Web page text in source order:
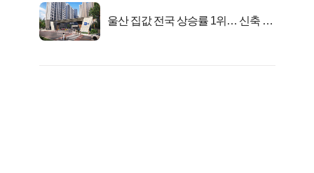
울산 집값 전국 상승률 1위… 신축 지